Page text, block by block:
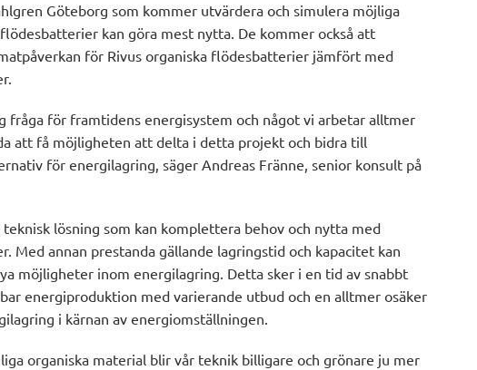
Göteborg som kommer utvärdera och simulera möjliga
kan göra mest nytta. De kommer också att
för Rivus organiska flödesbatterier jämfört med
fråga för framtidens energisystem och något vi arbetar alltmer
att få möjligheten att delta i detta projekt och bidra till
för energilagring, säger Andreas Fränne, senior konsult på
lösning som kan komplettera behov och nytta med
Med annan prestanda gällande lagringstid och kapacitet kan
möjligheter inom energilagring. Detta sker i en tid av snabbt
energiproduktion med varierande utbud och en alltmer osäker
i kärnan av energiomställningen.
organiska material blir vår teknik billigare och grönare ju mer